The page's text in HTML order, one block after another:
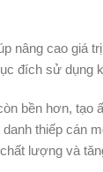
nâng cao giá
đích sử dụng
bền hơn,
thiếp cán
lượng và